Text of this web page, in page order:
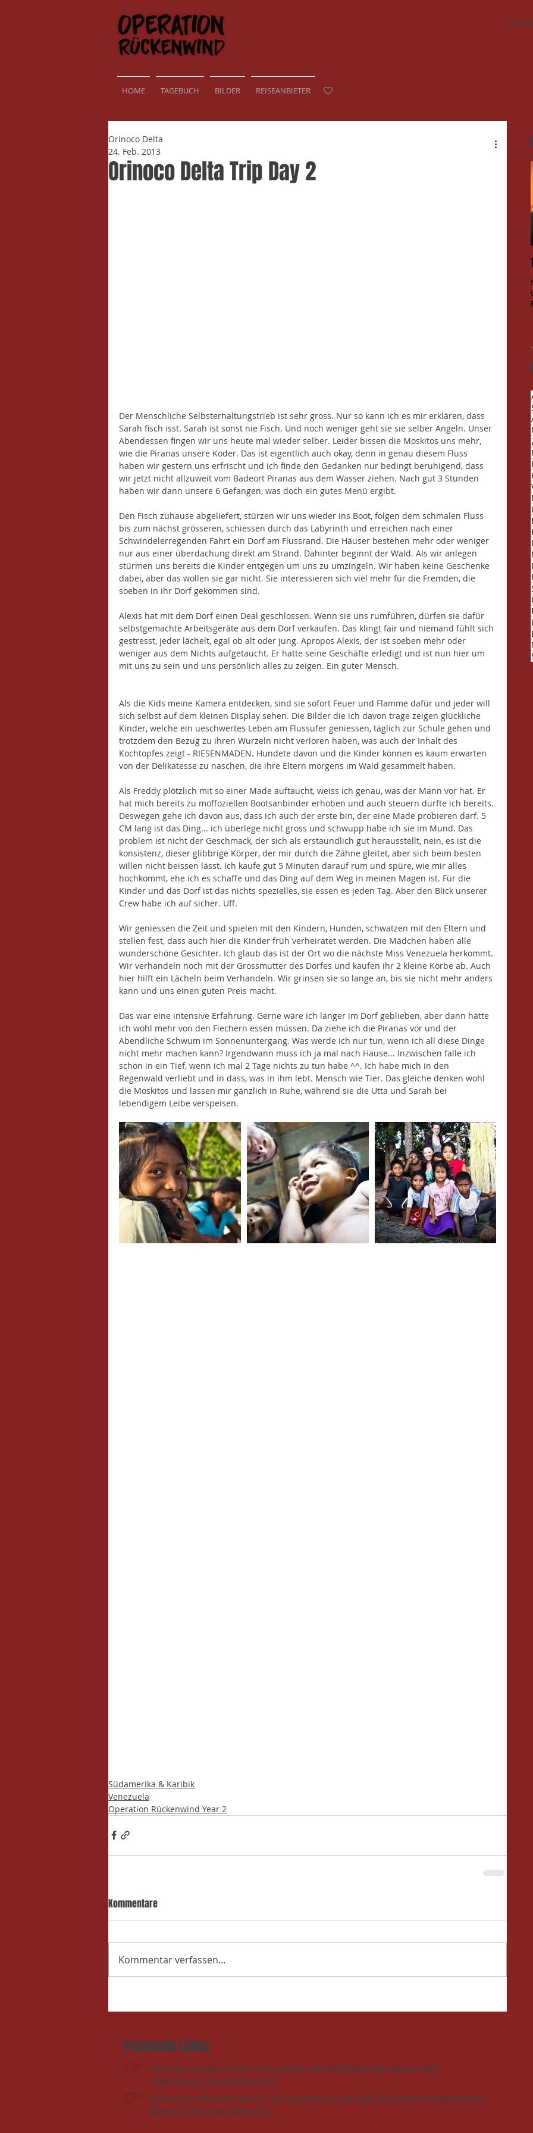
HOME TAGEBUCH BILDER REISEANBIETER
DER
Orinoco Delta Trip Day 2
Orinoco Delta
24. Feb. 2013
Der Menschliche Selbsterhaltungstrieb ist sehr gross. Nur so kann ich es mir erklären, dass
Sarah fisch isst. Sarah ist sonst nie Fisch. Und noch weniger geht sie sie selber Angeln. Unser
Abendessen fingen wir uns heute mal wieder selber. Leider bissen die Moskitos uns mehr,
wie die Piranas unsere Köder. Das ist eigentlich auch okay, denn in genau diesem Fluss
haben wir gestern uns erfrischt und ich finde den Gedanken nur bedingt beruhigend, dass
wir jetzt nicht allzuweit vom Badeort Piranas aus dem Wasser ziehen. Nach gut 3 Stunden
haben wir dann unsere 6 Gefangen, was doch ein gutes Menü ergibt.
Den Fisch zuhause abgeliefert, stürzen wir uns wieder ins Boot, folgen dem schmalen Fluss
bis zum nächst grösseren, schiessen durch das Labyrinth und erreichen nach einer
Schwindelerregenden Fahrt ein Dorf am Flussrand. Die Häuser bestehen mehr oder weniger
nur aus einer überdachung direkt am Strand. Dahinter beginnt der Wald. Als wir anlegen
stürmen uns bereits die Kinder entgegen um uns zu umzingeln. Wir haben keine Geschenke
dabei, aber das wollen sie gar nicht. Sie interessieren sich viel mehr für die Fremden, die
soeben in ihr Dorf gekommen sind.
Alexis hat mit dem Dorf einen Deal geschlossen. Wenn sie uns rumführen, dürfen sie dafür
selbstgemachte Arbeitsgeräte aus dem Dorf verkaufen. Das klingt fair und niemand fühlt sich
gestresst, jeder lächelt, egal ob alt oder jung. Apropos Alexis, der ist soeben mehr oder
weniger aus dem Nichts aufgetaucht. Er hatte seine Geschäfte erledigt und ist nun hier um
mit uns zu sein und uns persönlich alles zu zeigen. Ein guter Mensch.
Als die Kids meine Kamera entdecken, sind sie sofort Feuer und Flamme dafür und jeder will
sich selbst auf dem kleinen Display sehen. Die Bilder die ich davon trage zeigen glückliche
Kinder, welche ein ueschwertes Leben am Flussufer geniessen, täglich zur Schule gehen und
trotzdem den Bezug zu ihren Wurzeln nicht verloren haben, was auch der Inhalt des
Kochtopfes zeigt - RIESENMADEN. Hundete davon und die Kinder können es kaum erwarten
von der Delikatesse zu naschen, die ihre Eltern morgens im Wald gesammelt haben.
Als Freddy plötzlich mit so einer Made auftaucht, weiss ich genau, was der Mann vor hat. Er
hat mich bereits zu moffoziellen Bootsanbinder erhoben und auch steuern durfte ich bereits.
Deswegen gehe ich davon aus, dass ich auch der erste bin, der eine Made probieren darf. 5
CM lang ist das Ding... ich überlege nicht gross und schwupp habe ich sie im Mund. Das
problem ist nicht der Geschmack, der sich als erstaundlich gut herausstellt, nein, es ist die
konsistenz, dieser glibbrige Körper, der mir durch die Zähne gleitet, aber sich beim besten
willen nicht beissen lässt. Ich kaufe gut 5 Minuten darauf rum und spüre, wie mir alles
hochkommt, ehe ich es schaffe und das Ding auf dem Weg in meinen Magen ist. Für die
Kinder und das Dorf ist das nichts spezielles, sie essen es jeden Tag. Aber den Blick unserer
Crew habe ich auf sicher. Uff.
Wir geniessen die Zeit und spielen mit den Kindern, Hunden, schwatzen mit den Eltern und
stellen fest, dass auch hier die Kinder früh verheiratet werden. Die Mädchen haben alle
wunderschöne Gesichter. Ich glaub das ist der Ort wo die nächste Miss Venezuela herkommt.
Wir verhandeln noch mit der Grossmutter des Dorfes und kaufen ihr 2 kleine Körbe ab. Auch
hier hilft ein Lächeln beim Verhandeln. Wir grinsen sie so lange an, bis sie nicht mehr anders
kann und uns einen guten Preis macht.
Das war eine intensive Erfahrung. Gerne wäre ich länger im Dorf geblieben, aber dann hätte
ich wohl mehr von den Fiechern essen müssen. Da ziehe ich die Piranas vor und der
Abendliche Schwum im Sonnenuntergang. Was werde ich nur tun, wenn ich all diese Dinge
nicht mehr machen kann? Irgendwann muss ich ja mal nach Hause... Inzwischen falle ich
schon in ein Tief, wenn ich mal 2 Tage nichts zu tun habe ^^. Ich habe mich in den
Regenwald verliebt und in dass, was in ihm lebt. Mensch wie Tier. Das gleiche denken wohl
die Moskitos und lassen mir gänzlich in Ruhe, während sie die Utta und Sarah bei
lebendigem Leibe verspeisen.
Südamerika & Karibik
Venezuela
Operation Rückenwind Year 2
Kommentare
Kommentar verfassen...
Passende Links:
Mein Favorit! Ganz eifach und spontan tolle Ausflüge in der ganzen Welt
organisieren: Getyourguide.com
Du weisst noch nicht wohin? Oder wie man vor Ort reist? Jetzt deine unverbindliche
Beratung mit Lukas abmachen